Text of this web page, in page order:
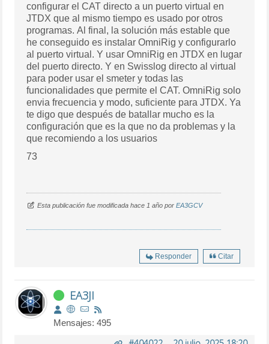
configurar el CAT directo a un puerto virtual en
JTDX que al mismo tiempo es usado por otros
programas. Al final, la solución más estable que
he conseguido es instalar OmniRig y configurarlo
al puerto virtual. Y usar OmniRig en JTDX en lugar
del puerto directo. Y en Swisslog directo al virtual
para poder usar el smeter y todas las
funcionalidades que permite el CAT. OmniRig solo
envia frecuencia y modo, suficiente para JTDX. Ya
te digo que después de batallar mucho es la
configuración que es la que no da problemas y la
que recomiendo a los usuarios
73
Esta publicación fue modificada hace 1 año porEA3GCV
Responder Citar
EA3JI
Mensajes: 495